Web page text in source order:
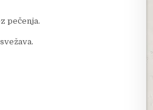
pečenja.